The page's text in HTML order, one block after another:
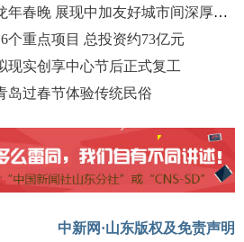
加拿大列治文华人举行龙年春晚 展现中加友好城市间深厚友谊
个重点项目 总投资约73亿元
现实创享中心节后正式复工
岛过春节体验传统民俗
中新网·山东版权及免责声明